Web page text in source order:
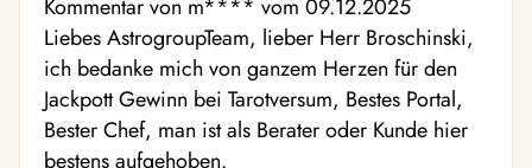
Kommentar von m**** vom 09.12.2025
Liebes AstrogroupTeam, lieber Herr Broschinski,
ich bedanke mich von ganzem Herzen für den
Jackpott Gewinn bei Tarotversum, Bestes Portal,
Bester Chef, man ist als Berater oder Kunde hier
bestens aufgehoben.